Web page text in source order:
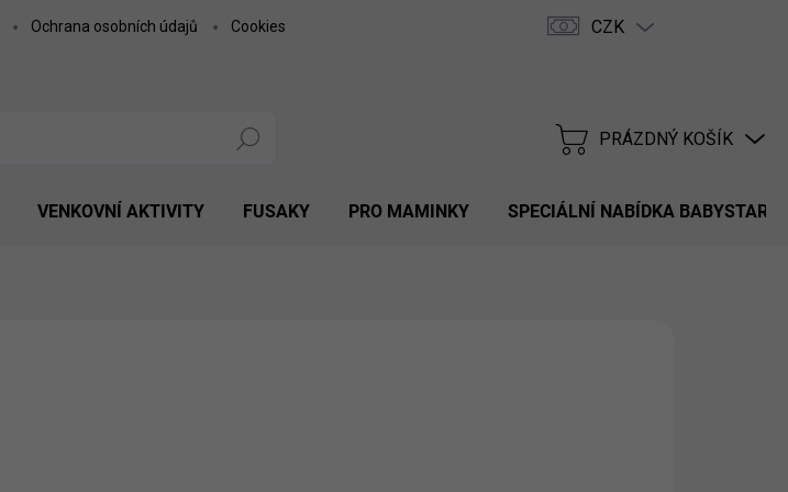
Ochrana osobních údajů Cookies CZK
Hledat
NÁKUPNÍ
PRÁZDNÝ KOŠÍK
VENKOVNÍ AKTIVITY FUSAKY PRO MAMINKY SPECIÁLNÍ NABÍDKA BABYSTAR